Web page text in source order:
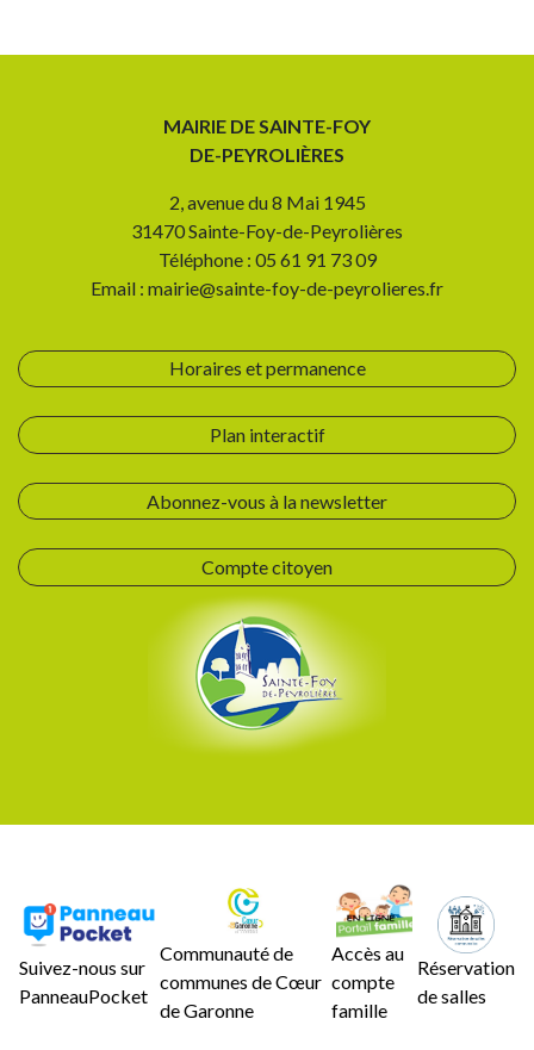
MAIRIE DE SAINTE-FOY
DE-PEYROLIÈRES
2, avenue du 8 Mai 1945
31470 Sainte-Foy-de-Peyrolières
Téléphone : 05 61 91 73 09
Email : mairie@sainte-foy-de-peyrolieres.fr
Horaires et permanence
Plan interactif
Abonnez-vous à la newsletter
Compte citoyen
Suivez-nous sur
PanneauPocket
Communauté de
communes de Cœur
de Garonne
Accès au
compte
famille
Réservation
de salles